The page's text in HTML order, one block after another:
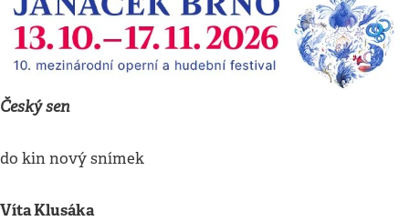
Český sen
do kin nový snímek
Víta Klusáka